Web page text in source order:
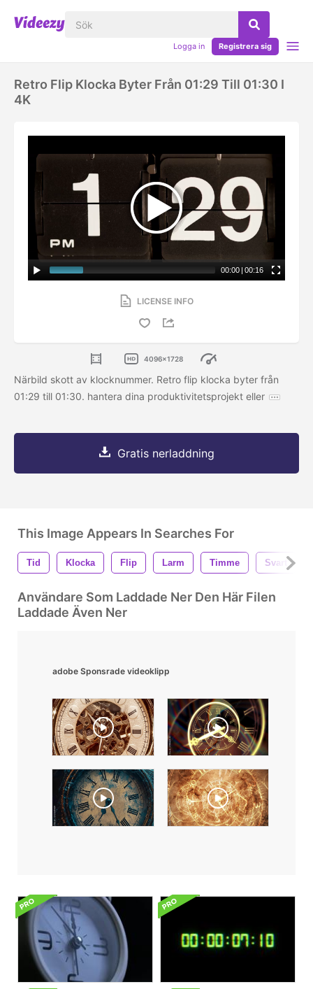
Logga in Registrera sig
Retro Flip Klocka Byter Från 01:29 Till 01:30 I
4K
00:00 | 00:16
LICENSE INFO
4096x1728
Närbild skott av klocknummer. Retro flip klocka byter från
01:29 till 01:30. hantera dina produktivitetsprojekt eller
Gratis nerladdning
This Image Appears In Searches For
Tid Klocka Flip Larm Timme Svart
Användare Som Laddade Ner Den Här Filen
Laddade Även Ner
adobe Sponsrade videoklipp